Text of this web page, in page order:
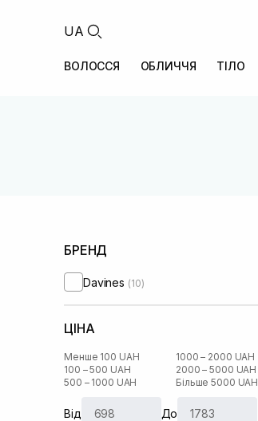
UA
ВОЛОССЯ ОБЛИЧЧЯ ТІЛО
БРЕНД
Davines (10)
ЦІНА
Менше 100 UAH
100 – 500 UAH
500 – 1000 UAH
1000 – 2000 UAH
2000 – 5000 UAH
Більше 5000 UAH
Від До